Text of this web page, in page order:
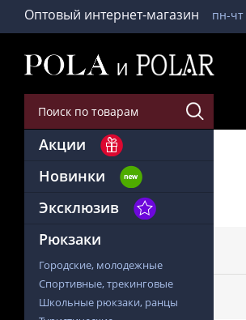
Оптовый интернет-магазин пн-чт
Акции
Новинки
Эксклюзив
Рюкзаки
Городские, молодежные
Спортивные, трекинговые
Школьные рюкзаки, ранцы